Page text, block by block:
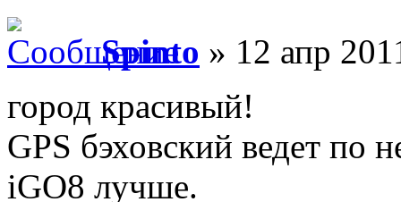
Spinto » 12 апр
город красивый!
GPS бэховский ведет по
iGO8 лучше.